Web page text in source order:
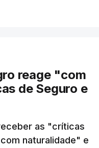
reage "com
de Seguro e
as "críticas
naturalidade" e